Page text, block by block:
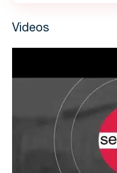
Videos